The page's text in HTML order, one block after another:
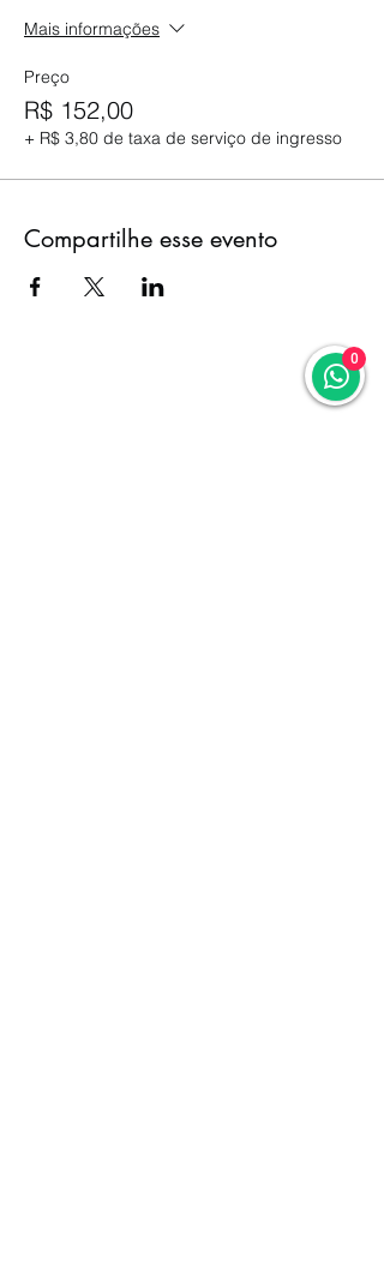
Mais informações
Preço
R$ 152,00
+ R$ 3,80 de taxa de serviço de ingresso
Compartilhe esse evento
0